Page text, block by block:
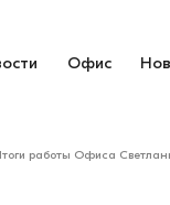
Офис
работы Офиса